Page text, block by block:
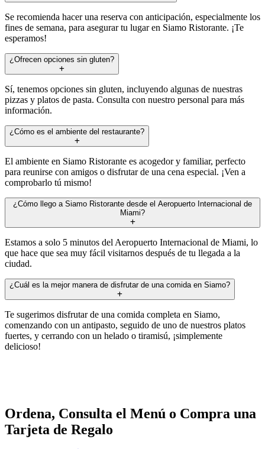
Se recomienda hacer una reserva con anticipación, especialmente los
fines de semana, para asegurar tu lugar en Siamo Ristorante. ¡Te
esperamos!
¿Ofrecen opciones sin gluten?
Sí, tenemos opciones sin gluten, incluyendo algunas de nuestras
pizzas y platos de pasta. Consulta con nuestro personal para más
información.
¿Cómo es el ambiente del restaurante?
El ambiente en Siamo Ristorante es acogedor y familiar, perfecto
para reunirse con amigos o disfrutar de una cena especial. ¡Ven a
comprobarlo tú mismo!
¿Cómo llego a Siamo Ristorante desde el Aeropuerto Internacional de
Miami?
Estamos a solo 5 minutos del Aeropuerto Internacional de Miami, lo
que hace que sea muy fácil visitarnos después de tu llegada a la
ciudad.
¿Cuál es la mejor manera de disfrutar de una comida en Siamo?
Te sugerimos disfrutar de una comida completa en Siamo,
comenzando con un antipasto, seguido de uno de nuestros platos
fuertes, y cerrando con un helado o tiramisú, ¡simplemente
delicioso!
Ordena, Consulta el Menú o Compra una
Tarjeta de Regalo